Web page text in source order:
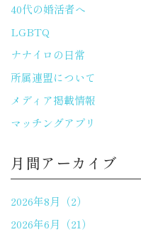
40代の婚活者へ
LGBTQ
ナナイロの日常
所属連盟について
メディア掲載情報
マッチングアプリ
月間アーカイブ
2026年8月（2）
2026年6月（21）